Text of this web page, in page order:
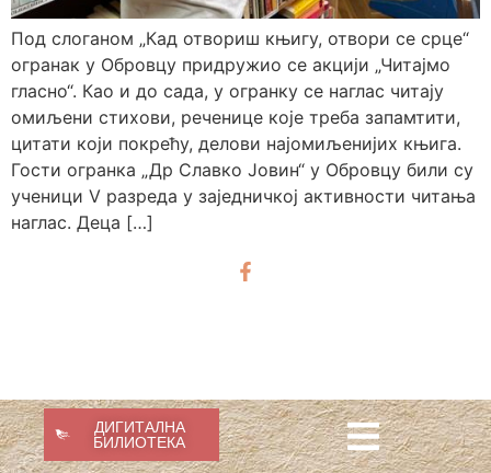
Под слоганом „Кад отвориш књигу, отвори се срце“
огранак у Обровцу придружио се акцији „Читајмо
гласно“. Као и до сада, у огранку се наглас читају
омиљени стихови, реченице које треба запамтити,
цитати који покрећу, делови најомиљенијих књига.
Гости огранка „Др Славко Јовин“ у Обровцу били су
ученици V разреда у заједничкој активности читања
наглас. Деца […]
ДИГИТАЛНА
БИЛИОТЕКА